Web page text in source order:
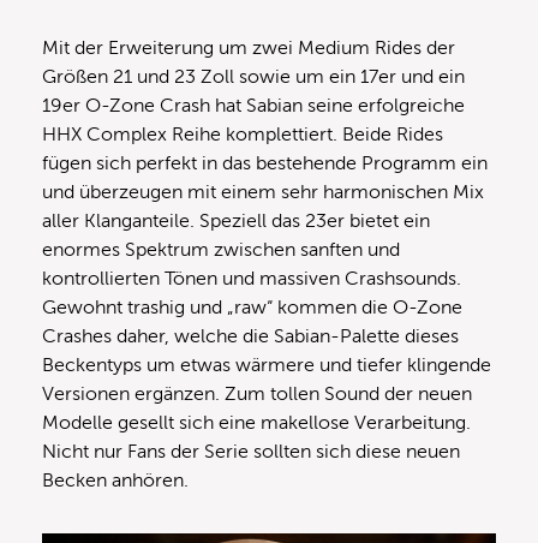
Mit der Erweiterung um zwei Medium Rides der
Größen 21 und 23 Zoll sowie um ein 17er und ein
19er O-Zone Crash hat Sabian seine erfolgreiche
HHX Complex Reihe komplettiert. Beide Rides
fügen sich perfekt in das bestehende Programm ein
und überzeugen mit einem sehr harmonischen Mix
aller Klanganteile. Speziell das 23er bietet ein
enormes Spektrum zwischen sanften und
kontrollierten Tönen und massiven Crashsounds.
Gewohnt trashig und „raw“ kommen die O-Zone
Crashes daher, welche die Sabian-Palette dieses
Beckentyps um etwas wärmere und tiefer klingende
Versionen ergänzen. Zum tollen Sound der neuen
Modelle gesellt sich eine makellose Verarbeitung.
Nicht nur Fans der Serie sollten sich diese neuen
Becken anhören.